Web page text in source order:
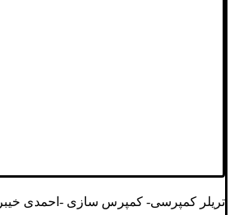
تریلر کمپرسی- کمپرس سازی -احمدی خیبر